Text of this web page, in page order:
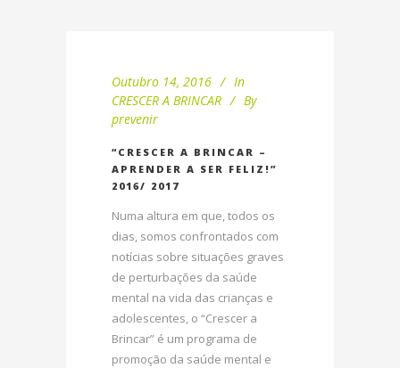
Outubro 14, 2016
In
CRESCER A BRINCAR
By
prevenir
“CRESCER A BRINCAR –
APRENDER A SER FELIZ!”
2016/ 2017
Numa altura em que, todos os
dias, somos confrontados com
notícias sobre situações graves
de perturbações da saúde
mental na vida das crianças e
adolescentes, o “Crescer a
Brincar” é um programa de
promoção da saúde mental e